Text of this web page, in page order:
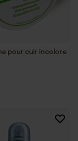
pour cuir incolore